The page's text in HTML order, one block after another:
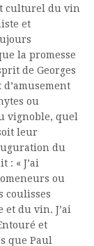
culturel du vin
et
la promesse
de Georges
ou
vignoble, quel
leur
du
: « J’ai
ou
coulisses
et du vin. J’ai
et
que Paul